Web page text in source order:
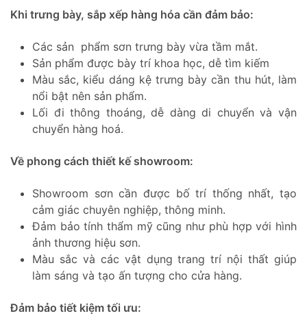
Khi trưng bày, sắp xếp hàng hóa cần đảm bảo:
Các sản phẩm sơn trưng bày vừa tầm mắt.
Sản phẩm được bày trí khoa học, dễ tìm kiếm
Màu sắc, kiểu dáng kệ trưng bày cần thu hút, làm
nổi bật nên sản phẩm.
Lối đi thông thoáng, dễ dàng di chuyển và vận
chuyển hàng hoá.
Về phong cách thiết kế showroom:
Showroom sơn cần được bố trí thống nhất, tạo
cảm giác chuyên nghiệp, thông minh.
Đảm bảo tính thẩm mỹ cũng như phù hợp với hình
ảnh thương hiệu sơn.
Màu sắc và các vật dụng trang trí nội thất giúp
làm sáng và tạo ấn tượng cho cửa hàng.
Đảm bảo tiết kiệm tối ưu: